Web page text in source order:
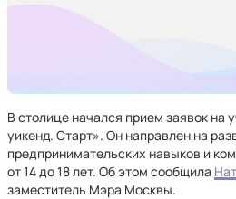
В столице начался прием заявок на
уикенд. Старт». Он направлен на
предпринимательских навыков и
от 14 до 18 лет. Об этом сообщила
заместитель Мэра Москвы.